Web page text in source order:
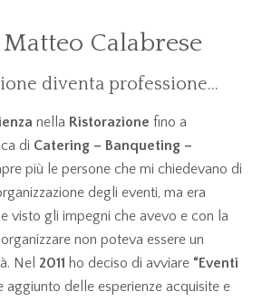
Calabrese
diventa professione…
nella Ristorazione fino a
di Catering – Banqueting –
più le persone che mi chiedevano di
degli eventi, ma era
visto gli impegni che avevo e con la
non poteva essere un
Nel 2011 ho deciso di avviare “Eventi
aggiunto delle esperienze acquisite e